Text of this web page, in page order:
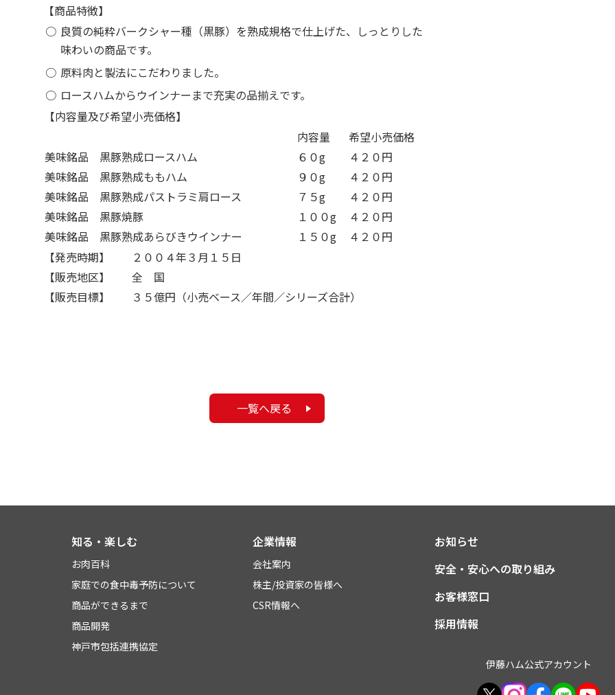
【商品特徴】
○ 良質の純粋バークシャー種（黒豚）を熟成規格で仕上げた、しっとりした
味わいの商品です。
○ 原料肉と製法にこだわりました。
○ ロースハムからウインナーまで充実の品揃えです。
【内容量及び希望小売価格】
内容量
希望小売価格
美味銘品 黒豚熟成ロースハム
６０g
４２０円
美味銘品 黒豚熟成ももハム
９０g
４２０円
美味銘品 黒豚熟成パストラミ肩ロース
７５g
４２０円
美味銘品 黒豚焼豚
１００g
４２０円
美味銘品 黒豚熟成あらびきウインナー
１５０g
４２０円
【発売時期】
２００４年３月１５日
【販売地区】
全 国
【販売目標】
３５億円（小売ベース／年間／シリーズ合計）
一覧へ戻る
知る・楽しむ
お肉百科
家庭での食中毒予防について
商品ができるまで
商品開発
神戸市包括連携協定
企業情報
会社案内
株主/投資家の皆様へ
CSR情報へ
お知らせ
安全・安心への取り組み
お客様窓口
採用情報
伊藤ハム公式アカウント